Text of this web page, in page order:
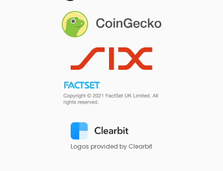
Logos provided by Clearbit